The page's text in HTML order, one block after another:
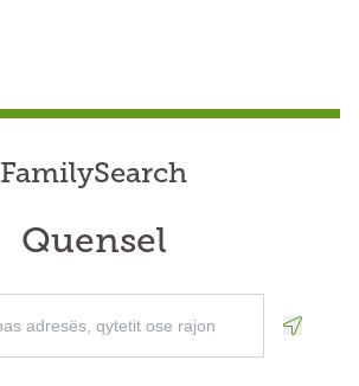
FamilySearch
Quensel